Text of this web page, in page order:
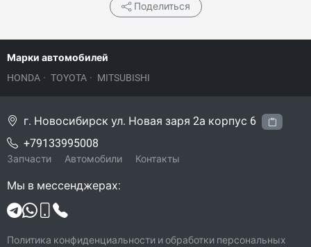
Поделиться
Марки автомобилей
HONDA · TOYOTA · MITSUBISHI
г. Новосибирск ул. Новая заря 2а корпус 6
+79133995008
Запчасти Автомобили Контакты
Мы в мессенджерах:
Политика конфиденциальности и обработки персональных